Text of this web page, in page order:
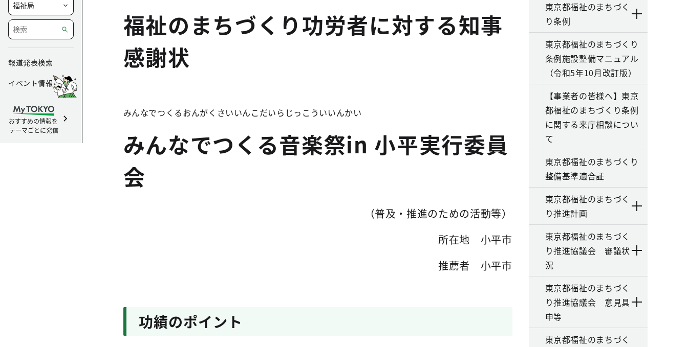
報道発表検索
イベント情報
おすすめの情報を
テーマごとに発信
福祉のまちづくり功労者に対する知事
感謝状
みんなでつくるおんがくさいいんこだいらじっこういいんかい
みんなでつくる音楽祭in 小平実行委員
会
（普及・推進のための活動等）
所在地 小平市
推薦者 小平市
功績のポイント
東京都福祉のまちづく
り条例
東京都福祉のまちづくり
条例施設整備マニュアル
（令和5年10月改訂版）
【事業者の皆様へ】東京
都福祉のまちづくり条例
に関する来庁相談につい
て
東京都福祉のまちづくり
整備基準適合証
東京都福祉のまちづく
り推進計画
東京都福祉のまちづく
り推進協議会 審議状
況
東京都福祉のまちづく
り推進協議会 意見具
申等
東京都福祉のまちづく